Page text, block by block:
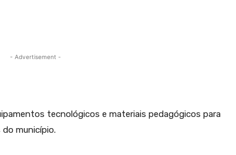
- Advertisement -
tecnológicos e materiais pedagógicos para
município.